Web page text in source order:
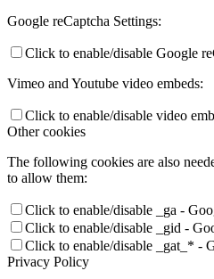
Google reCaptcha Settings:
Click to enable/disable Google
Vimeo and Youtube video embeds:
Click to enable/disable video
Other cookies
The following cookies are also
to allow them:
Click to enable/disable _ga -
Click to enable/disable _gid -
Click to enable/disable _gat_* -
Privacy Policy